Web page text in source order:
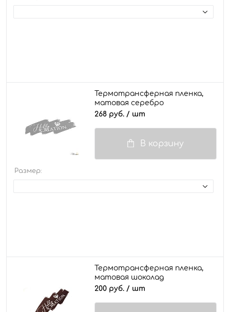
Термотрансферная пленка,
матовая серебро
268 руб. / шт
В корзину
Размер:
Термотрансферная пленка,
матовая шоколад
200 руб. / шт